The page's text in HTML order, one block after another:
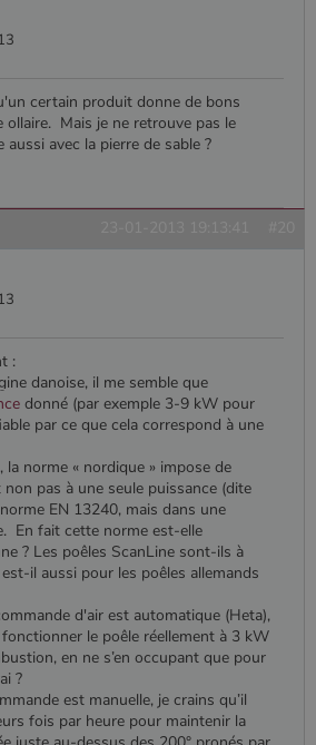
certain produit donne de bons
ollaire. Mais je ne retrouve pas le
avec la pierre de sable ?
:
danoise, il me semble que
donné (par exemple 3-9 kW pour
par ce que cela correspond à une
norme « nordique » impose de
pas à une seule puissance (dite
EN 13240, mais dans une
En fait cette norme est-elle
? Les poêles ScanLine sont-ils à
il aussi pour les poêles allemands
d'air est automatique (Heta),
le poêle réellement à 3 kW
en ne s’en occupant que pour
?
est manuelle, je crains qu’il
fois par heure pour maintenir la